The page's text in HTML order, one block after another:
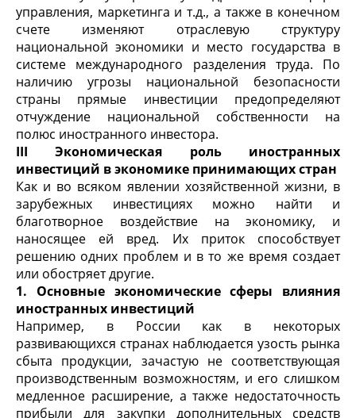
управления, маркетинга и т.д., а также в конечном
счете изменяют отраслевую структуру
национальной экономики и место государства в
системе международного разделения труда. По
наличию угрозы национальной безопасности
страны прямые инвестиции предопределяют
отчуждение национальной собственности на
полюс иностранного инвестора.
III
Экономическая роль иностранных
инвестиций в экономике принимающих стран
Как и во всяком явлении хозяйственной жизни, в
зарубежных инвестици­ях можно найти и
благотворное воздействие на экономику, и
наносящее ей вред. Их приток способствует
решению одних проблем и в то же время созда­ет
или обостряет другие.
1. Основные экономические сферы влияния
иностранных инвестиций
Например, в России как в некоторых
развивающихся странах наблюдается узость рынка
сбыта продукции, зачастую не соответствующая
производственным возможностям, и его слишком
мед­ленное расширение, а также недостаточность
прибыли для закупки дополни­тельных средств